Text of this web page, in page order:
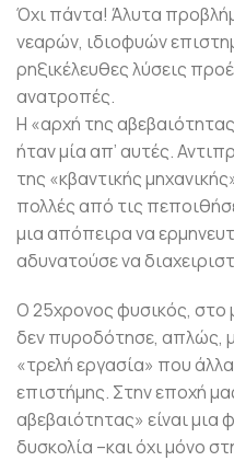
Όχι πάντα! Άλυτα
νεαρών, ιδιοφυών
ρηξικέλευθες λύσεις
ανατροπές.
Η «αρχή της
ήταν μία απ’ αυτές.
της «κβαντικής
πολλές από τις
μια απόπειρα να
αδυνατούσε να
Ο 25χρονος φυσικός, στο
δεν πυροδότησε, απλώς,
«τρελή εργασία» που
επιστήμης. Στην εποχή
αβεβαιότητας» είναι μια
δυσκολία –και όχι μόνο